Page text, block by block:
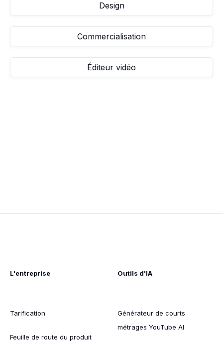
Design
Commercialisation
Éditeur vidéo
L'entreprise
Tarification
Feuille de route du produit
Outils d'IA
Générateur de courts
métrages YouTube AI